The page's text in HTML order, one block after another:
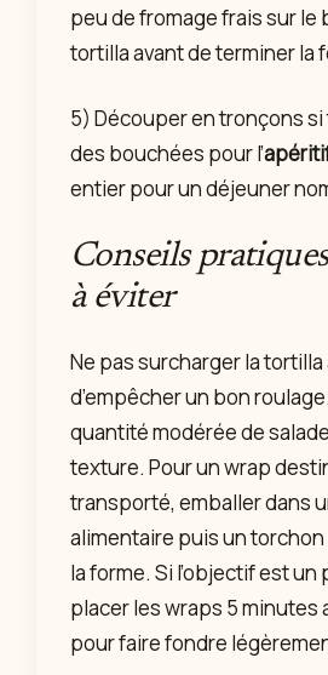
peu de fromage frais sur le
tortilla avant de terminer la
5) Découper en tronçons
des bouchées pour l’
entier pour un déjeuner
Conseils
à éviter
Ne pas surcharger la tortilla
d’empêcher un bon
quantité modérée de
texture. Pour un wrap
transporté, emballer dans
alimentaire puis un
la forme. Si l’objectif est un
placer les wraps 5 minutes
pour faire fondre